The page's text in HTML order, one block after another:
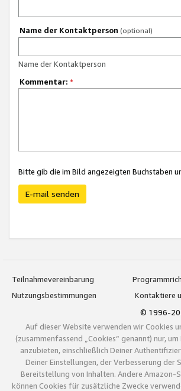
Name der Kontaktperson (optional)
Name der Kontaktperson
Kommentar: *
Bitte gib die im Bild angezeigten Buchstaben
E-mail senden
Teilnahmevereinbarung
Nutzungsbestimmungen
Kontaktiere
© 1996-
Auf dieser Website verwenden wir Cookies
(zusammenfassend „Cookies“ genannt) nur,
anzubieten, einschließlich Deiner
Deiner Einstellungen, der Verbesserung der
Bereitstellung von Inhalten. Andere Amazon-
können Cookies für zusätzliche Zwecke